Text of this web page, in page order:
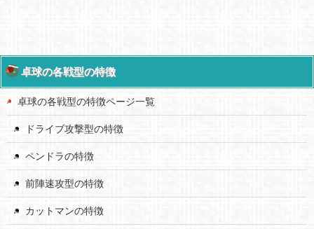
卓球の各戦型の特徴
卓球の各戦型の特徴ページ一覧
ドライブ攻撃型の特徴
ペンドラの特徴
前陣速攻型の特徴
カットマンの特徴